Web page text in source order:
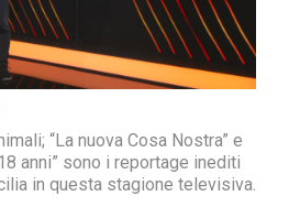
“La nuova Cosa Nostra” e
anni” sono i reportage inediti
in questa stagione televisiva.